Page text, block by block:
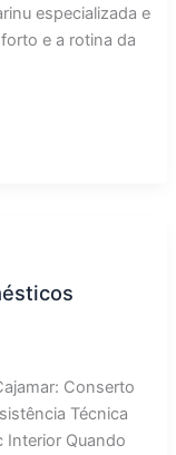
especializada e
e a rotina da
Conserto
Técnica
Interior Quando